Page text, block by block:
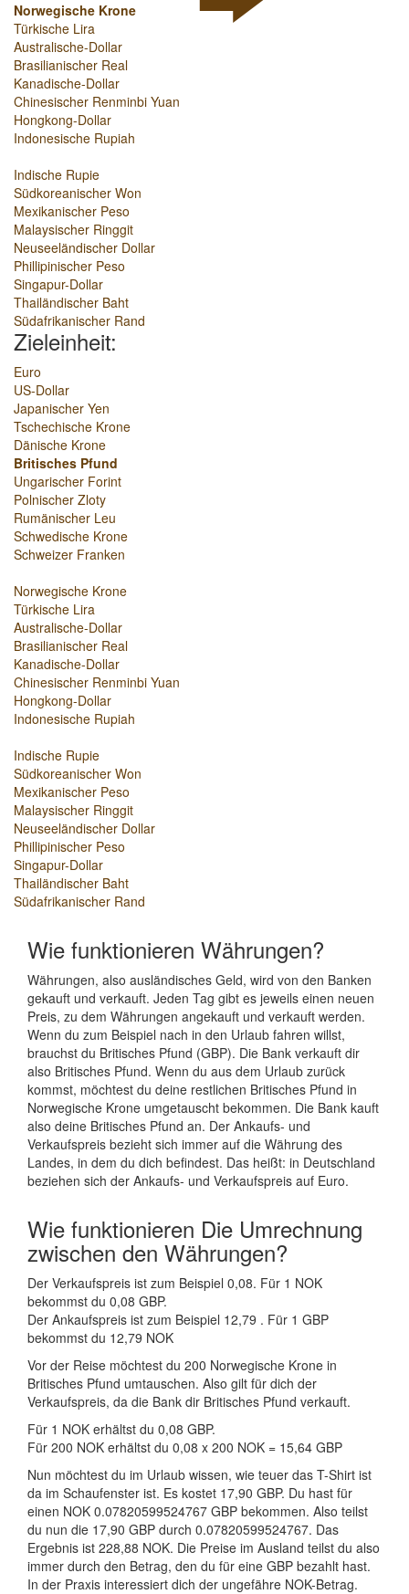
Norwegische Krone
Türkische Lira
Australische-Dollar
Brasilianischer Real
Kanadische-Dollar
Chinesischer Renminbi Yuan
Hongkong-Dollar
Indonesische Rupiah
Indische Rupie
Südkoreanischer Won
Mexikanischer Peso
Malaysischer Ringgit
Neuseeländischer Dollar
Phillipinischer Peso
Singapur-Dollar
Thailändischer Baht
Südafrikanischer Rand
Zieleinheit:
Euro
US-Dollar
Japanischer Yen
Tschechische Krone
Dänische Krone
Britisches Pfund
Ungarischer Forint
Polnischer Zloty
Rumänischer Leu
Schwedische Krone
Schweizer Franken
Norwegische Krone
Türkische Lira
Australische-Dollar
Brasilianischer Real
Kanadische-Dollar
Chinesischer Renminbi Yuan
Hongkong-Dollar
Indonesische Rupiah
Indische Rupie
Südkoreanischer Won
Mexikanischer Peso
Malaysischer Ringgit
Neuseeländischer Dollar
Phillipinischer Peso
Singapur-Dollar
Thailändischer Baht
Südafrikanischer Rand
Wie funktionieren Währungen?
Währungen, also ausländisches Geld, wird von den Banken
gekauft und verkauft. Jeden Tag gibt es jeweils einen neuen
Preis, zu dem Währungen angekauft und verkauft werden.
Wenn du zum Beispiel nach in den Urlaub fahren willst,
brauchst du Britisches Pfund (GBP). Die Bank verkauft dir
also Britisches Pfund. Wenn du aus dem Urlaub zurück
kommst, möchtest du deine restlichen Britisches Pfund in
Norwegische Krone umgetauscht bekommen. Die Bank kauft
also deine Britisches Pfund an. Der Ankaufs- und
Verkaufspreis bezieht sich immer auf die Währung des
Landes, in dem du dich befindest. Das heißt: in Deutschland
beziehen sich der Ankaufs- und Verkaufspreis auf Euro.
Wie funktionieren Die Umrechnung
zwischen den Währungen?
Der Verkaufspreis ist zum Beispiel 0,08. Für 1 NOK
bekommst du 0,08 GBP.
Der Ankaufspreis ist zum Beispiel 12,79 . Für 1 GBP
bekommst du 12,79 NOK
Vor der Reise möchtest du 200 Norwegische Krone in
Britisches Pfund umtauschen. Also gilt für dich der
Verkaufspreis, da die Bank dir Britisches Pfund verkauft.
Für 1 NOK erhältst du 0,08 GBP.
Für 200 NOK erhältst du 0,08 x 200 NOK = 15,64 GBP
Nun möchtest du im Urlaub wissen, wie teuer das T-Shirt ist
da im Schaufenster ist. Es kostet 17,90 GBP. Du hast für
einen NOK 0.07820599524767 GBP bekommen. Also teilst
du nun die 17,90 GBP durch 0.07820599524767. Das
Ergebnis ist 228,88 NOK. Die Preise im Ausland teilst du also
immer durch den Betrag, den du für eine GBP bezahlt hast.
In der Praxis interessiert dich der ungefähre NOK-Betrag.